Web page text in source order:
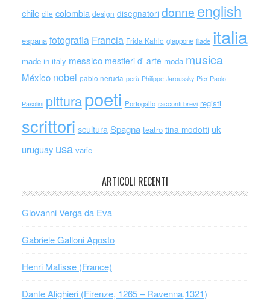
chile cile colombia design disegnatori donne english
espana fotografia Francia Frida Kahlo giappone iliade italia
made in italy messico mestieri d' arte moda musica
México nobel pablo neruda perù Philippe Jaroussky Pier Paolo
Pasolini pitturapoeti Portogallo racconti brevi registi
scrittori sculturaSpagna teatro tina modotti uk
uruguay usa varie
ARTICOLI RECENTI
Giovanni Verga da Eva
Gabriele Galloni Agosto
Henri Matisse (France)
Dante Alighieri (Firenze, 1265 – Ravenna,1321)